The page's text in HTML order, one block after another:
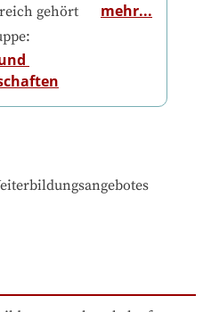
gehört
mehr...